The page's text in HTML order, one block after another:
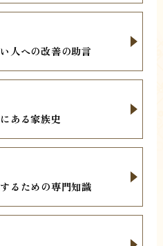
人への改善の助言
ある家族史
るための専門知識